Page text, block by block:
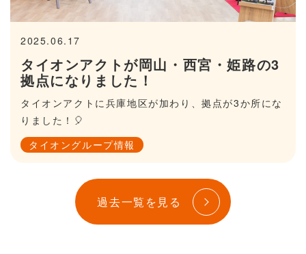
タイオンアクトが岡山・西宮・姫路の3
拠点になりました！
2025.06.17
タイオンアクトに兵庫地区が加わり、拠点が3か所にな
りました！🎈
タイオングループ情報
過去一覧を見る